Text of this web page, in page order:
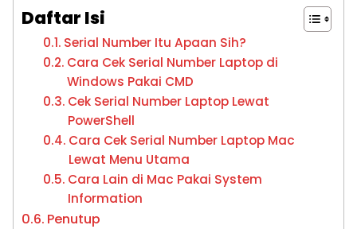
Daftar Isi
Serial Number Itu Apaan Sih?
Cara Cek Serial Number Laptop di
Windows Pakai CMD
Cek Serial Number Laptop Lewat
PowerShell
Cara Cek Serial Number Laptop Mac
Lewat Menu Utama
Cara Lain di Mac Pakai System
Information
Penutup